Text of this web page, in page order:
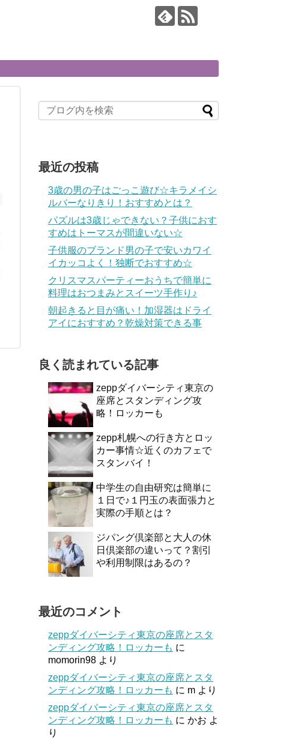
最近の投稿
3歳の男の子はごっこ遊び☆キラメイシ
ルバーなりきり！おすすめとは？
パズルは3歳じゃできない？子供におす
すめはトーマスが間違いない☆
子供服のブランド男の子で安いカワイ
イカッコよく！独断でおすすめ☆
クリスマスパーティーおうちで簡単に
料理はおつまみとスイーツ手作り♪
朝起きると目が痛い！加湿器はドライ
アイにおすすめ？乾燥対策できる事
良く読まれている記事
zeppダイバーシティ東京の
座席とスタンディング攻
略！ロッカーも
zepp札幌への行き方とロッ
カー事情☆近くのカフェで
スタンバイ！
中学生の自由研究は簡単に
１日で♪１円玉の表面張力と
実際の手順とは？
ジパング倶楽部と大人の休
日倶楽部の違いって？割引
や利用制限はあるの？
最近のコメント
zeppダイバーシティ東京の座席とスタ
ンディング攻略！ロッカーも に
momorin98 より
zeppダイバーシティ東京の座席とスタ
ンディング攻略！ロッカーも に m より
zeppダイバーシティ東京の座席とスタ
ンディング攻略！ロッカーも に かお よ
り